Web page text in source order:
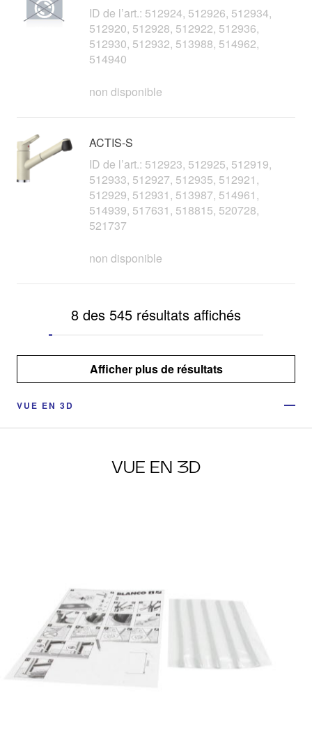
ID de l’art.: 512924, 512926, 512934,
512920, 512928, 512922, 512936,
512930, 512932, 513988, 514962,
514940
non disponible
ACTIS-S
ID de l’art.: 512923, 512925, 512919,
512933, 512927, 512935, 512921,
512929, 512931, 513987, 514961,
514939, 517631, 518815, 520728,
521737
non disponible
8 des 545 résultats affichés
Afficher plus de résultats
VUE EN 3D
VUE EN 3D